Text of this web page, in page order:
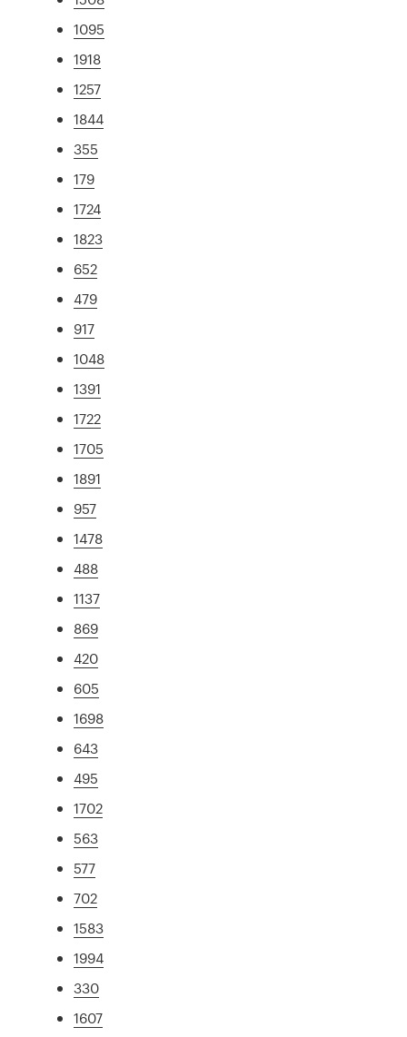
1095
1918
1257
1844
355
179
1724
1823
652
479
917
1048
1391
1722
1705
1891
957
1478
488
1137
869
420
605
1698
643
495
1702
563
577
702
1583
1994
330
1607